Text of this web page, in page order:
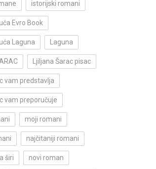
istorijski romani
Evro Book
Laguna Laguna
Ljiljana Šarac pisac
vam predstavlja
vam preporučuje
moji romani
najčitaniji romani
širi novi roman